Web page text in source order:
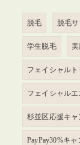
脱毛 脱毛
学生脱毛
フェイシャルト
フェイシャルエ
杉並区応援キャ
PayPay30%キ